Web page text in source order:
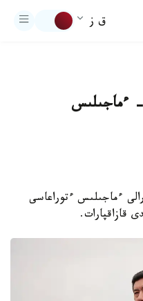
ق ز
ءماجىلىس
ءماجىلىس ءتوراعاسى
قازاقپارات.